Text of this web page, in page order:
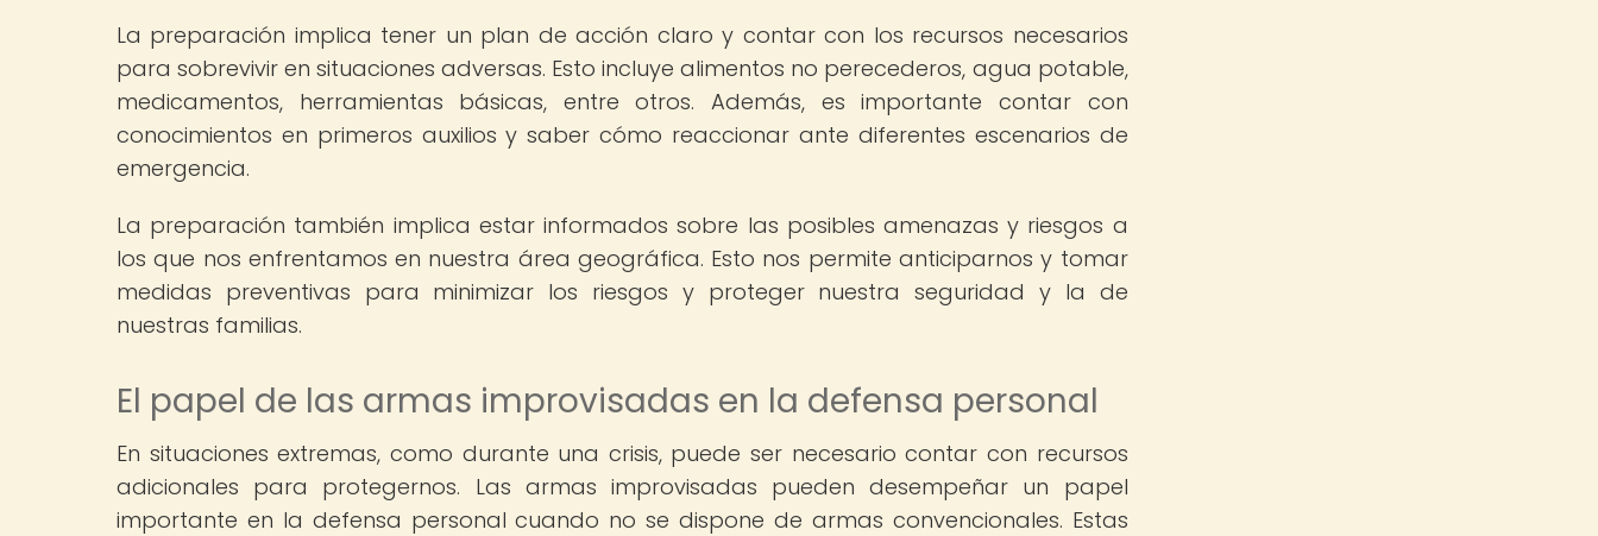
La preparación implica tener un plan de acción claro y contar con los recursos necesarios
para sobrevivir en situaciones adversas. Esto incluye alimentos no perecederos, agua potable,
medicamentos, herramientas básicas, entre otros. Además, es importante contar con
conocimientos en primeros auxilios y saber cómo reaccionar ante diferentes escenarios de
emergencia.
La preparación también implica estar informados sobre las posibles amenazas y riesgos a
los que nos enfrentamos en nuestra área geográfica. Esto nos permite anticiparnos y tomar
medidas preventivas para minimizar los riesgos y proteger nuestra seguridad y la de
nuestras familias.
El papel de las armas improvisadas en la defensa personal
En situaciones extremas, como durante una crisis, puede ser necesario contar con recursos
adicionales para protegernos. Las armas improvisadas pueden desempeñar un papel
importante en la defensa personal cuando no se dispone de armas convencionales. Estas